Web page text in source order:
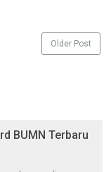
Older Post
BUMN Terbaru